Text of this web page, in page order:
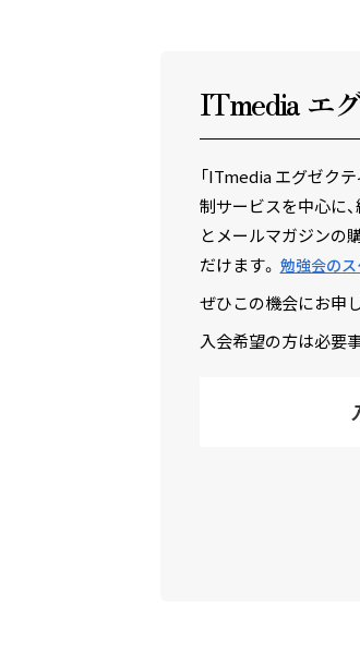
ITmedia エ
「ITmedia エグゼク
制サービスを中心に
とメールマガジンの
だけます。 勉強会の
ぜひこの機会にお申
入会希望の方は必要